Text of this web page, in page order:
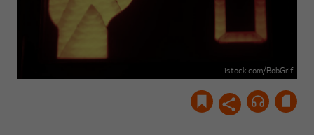
istock.com/BobGrif